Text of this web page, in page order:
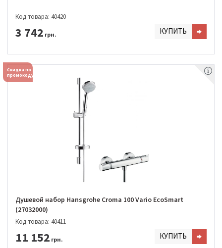
Код товара: 40420
3 742 грн. КУПИТЬ
Скидка по
промокоду
Душевой набор Hansgrohe Croma 100 Vario EcoSmart
(27032000)
Код товара: 40411
11 152 грн. КУПИТЬ